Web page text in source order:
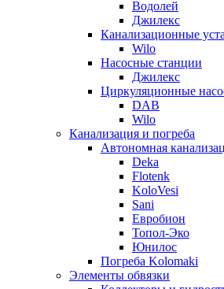
Водолей
Джилекс
Канализационные
Wilo
Насосные станции
Джилекс
Циркуляционные
DAB
Wilo
Канализация и погреба
Автономная
Deka
Flotenk
KoloVesi
Sani
Евробион
Топол-Эко
Юнилос
Погреба Kolomaki
Элементы обвязки